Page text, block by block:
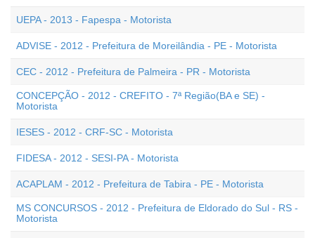
UEPA - 2013 - Fapespa - Motorista
ADVISE - 2012 - Prefeitura de Moreilândia - PE - Motorista
CEC - 2012 - Prefeitura de Palmeira - PR - Motorista
CONCEPÇÃO - 2012 - CREFITO - 7ª Região(BA e SE) -
Motorista
IESES - 2012 - CRF-SC - Motorista
FIDESA - 2012 - SESI-PA - Motorista
ACAPLAM - 2012 - Prefeitura de Tabira - PE - Motorista
MS CONCURSOS - 2012 - Prefeitura de Eldorado do Sul - RS -
Motorista